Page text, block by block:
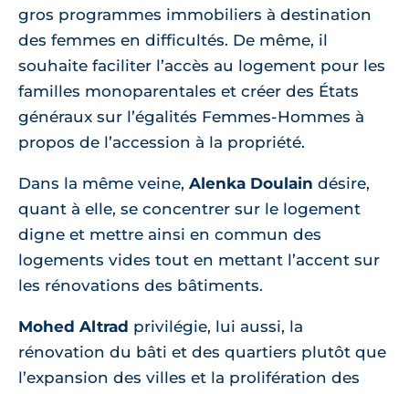
gros programmes immobiliers à destination
des femmes en difficultés. De même, il
souhaite faciliter l’accès au logement pour les
familles monoparentales et créer des États
généraux sur l’égalités Femmes-Hommes à
propos de l’accession à la propriété.
Dans la même veine, Alenka Doulain désire,
quant à elle, se concentrer sur le logement
digne et mettre ainsi en commun des
logements vides tout en mettant l’accent sur
les rénovations des bâtiments.
Mohed Altrad privilégie, lui aussi, la
rénovation du bâti et des quartiers plutôt que
l’expansion des villes et la prolifération des